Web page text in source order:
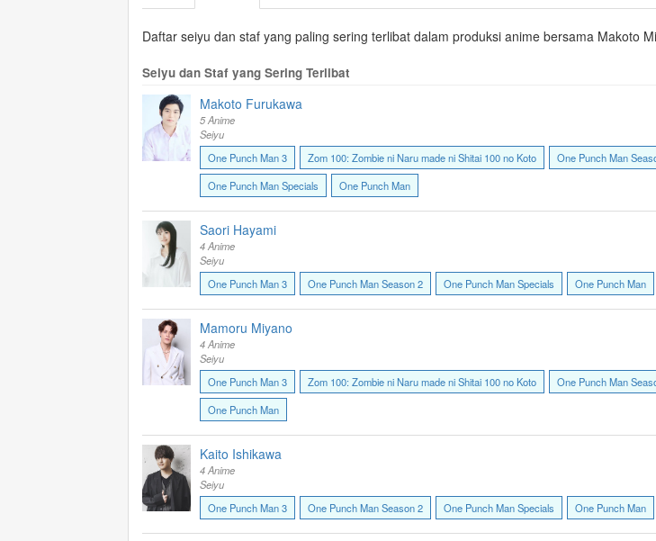
Daftar seiyu dan staf yang paling sering terlibat dalam produksi anime bersama Makoto
Seiyu dan Staf yang Sering Terlibat
Makoto Furukawa
5 Anime
Seiyu
One Punch Man 3
Zom 100: Zombie ni Naru made ni Shitai 100 no Koto
One Punch Man
One Punch Man Specials
One Punch Man
Saori Hayami
4 Anime
Seiyu
One Punch Man 3
One Punch Man Season 2 One Punch Man Specials One Punch Man
Mamoru Miyano
4 Anime
Seiyu
One Punch Man 3
Zom 100: Zombie ni Naru made ni Shitai 100 no Koto
One Punch Man
One Punch Man
Kaito Ishikawa
4 Anime
Seiyu
One Punch Man 3
One Punch Man Season 2 One Punch Man Specials One Punch Man